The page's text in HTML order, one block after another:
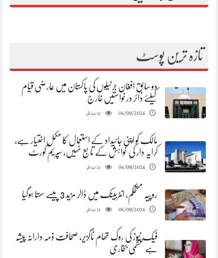
تازہ ترین پوسٹ
دو سابق افغان جرنیلوں کی پاکستان میں عارضی قیام
کیلئے دائر درخواستیں خارج
06/08/2026
22مناظر
مالک کو اپنی جائیداد کے استعمال کا مکمل اختیار ہے،
کرایہ دار کی خواہش کے تابع نہیں، سپریم کورٹ
06/08/2026
21مناظر
روپیہ مستحکم، انٹربینک میں ڈالر مزید 3 پیسے سستا ہوگیا
06/08/2026
21مناظر
فیک نیوز کی روک تھام ناگزیر، صحافت ذمہ دارانہ پیشہ
ہے عظمیٰ بخاری